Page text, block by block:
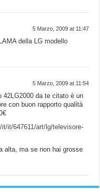
5 Marzo, 2009 at 11:47
della LG modello
5 Marzo, 2009 at 11:54
42LG2000 da te citato è un
con buon rapporto qualità
it/647611/art/lg/televisore-
alta, ma se non hai grosse